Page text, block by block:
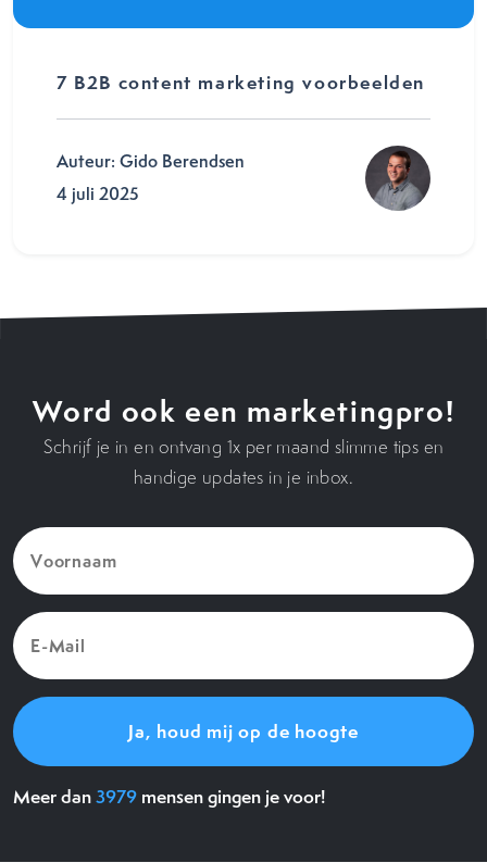
7 B2B content marketing voorbeelden
Auteur: Gido Berendsen
4 juli 2025
Word ook een marketingpro!
Schrijf je in en ontvang 1x per maand slimme tips en
handige updates in je inbox.
Voornaam
(Vereist)
E-
Mail
(Vereist)
Meer dan3979 mensen gingen je voor!